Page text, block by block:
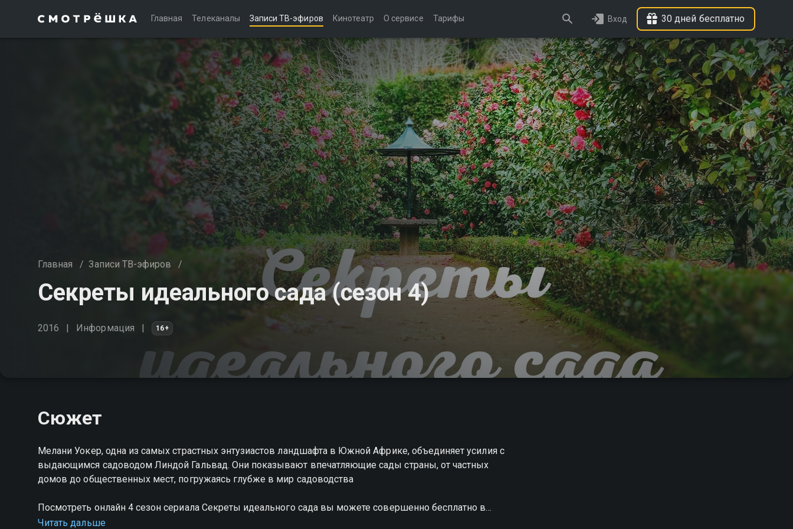
Главная Телеканалы Записи ТВ-эфиров Кинотеатр О сервисе Тарифы Вход 30 дней бесплатно
Главная / Записи ТВ-эфиров /
Секреты идеального сада (сезон 4)
2016 Информация 16+
Сюжет
Мелани Уокер, одна из самых страстных энтузиастов ландшафта в Южной Африке, объединяет усилия с
выдающимся садоводом Линдой Гальвад. Они показывают впечатляющие сады страны, от частных
домов до общественных мест, погружаясь глубже в мир садоводства
Посмотреть онлайн 4 сезон сериала Секреты идеального сада вы можете совершенно бесплатно в
хорошем HD качестве на Смотрёшке
Читать дальше